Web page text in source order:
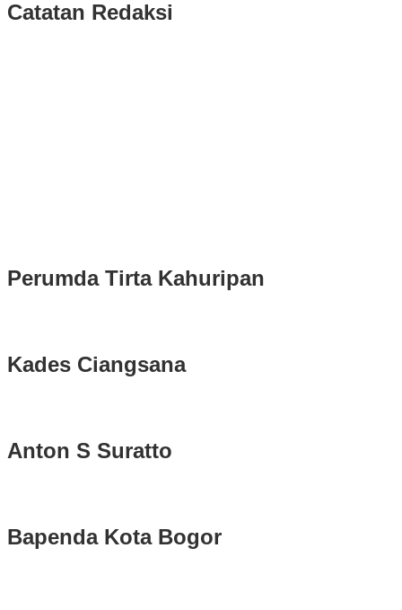
Catatan Redaksi
Perumda Tirta Kahuripan
Kades Ciangsana
Anton S Suratto
Bapenda Kota Bogor